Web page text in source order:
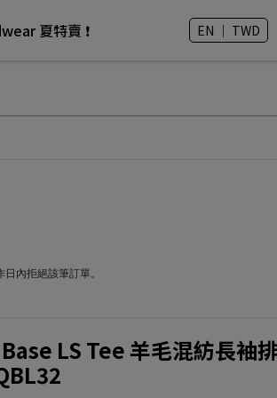
夏特賣 ❗ EN ｜ TWD
內拒絕該筆訂單。
LS Tee 羊毛混紡長袖